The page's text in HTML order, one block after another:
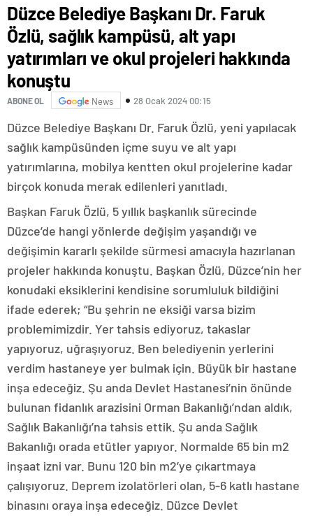
Düzce Belediye Başkanı Dr. Faruk
Özlü, sağlık kampüsü, alt yapı
yatırımları ve okul projeleri hakkında
konuştu
ABONE OL News 28 Ocak 2024 00:15
Düzce Belediye Başkanı Dr. Faruk Özlü, yeni yapılacak
sağlık kampüsünden içme suyu ve alt yapı
yatırımlarına, mobilya kentten okul projelerine kadar
birçok konuda merak edilenleri yanıtladı.
Başkan Faruk Özlü, 5 yıllık başkanlık sürecinde
Düzce’de hangi yönlerde değişim yaşandığı ve
değişimin kararlı şekilde sürmesi amacıyla hazırlanan
projeler hakkında konuştu. Başkan Özlü, Düzce’nin her
konudaki eksiklerini kendisine sorumluluk bildiğini
ifade ederek; “Bu şehrin ne eksiği varsa bizim
problemimizdir. Yer tahsis ediyoruz, takaslar
yapıyoruz, uğraşıyoruz. Ben belediyenin yerlerini
verdim hastaneye yer bulmak için. Büyük bir hastane
inşa edeceğiz. Şu anda Devlet Hastanesi’nin önünde
bulunan fidanlık arazisini Orman Bakanlığı’ndan aldık,
Sağlık Bakanlığı’na tahsis ettik. Şu anda Sağlık
Bakanlığı orada etütler yapıyor. Normalde 65 bin m2
inşaat izni var. Bunu 120 bin m2’ye çıkartmaya
çalışıyoruz. Deprem izolatörleri olan, 5-6 katlı hastane
binasını oraya inşa edeceğiz. Düzce Devlet